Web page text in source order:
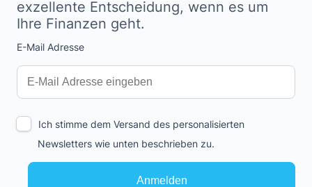
exzellente Entscheidung, wenn es um
Ihre Finanzen geht.
E-Mail Adresse
Interests
Amount
Anmelden
Ich stimme dem Versand des personalisierten
Newsletters wie unten beschrieben zu.